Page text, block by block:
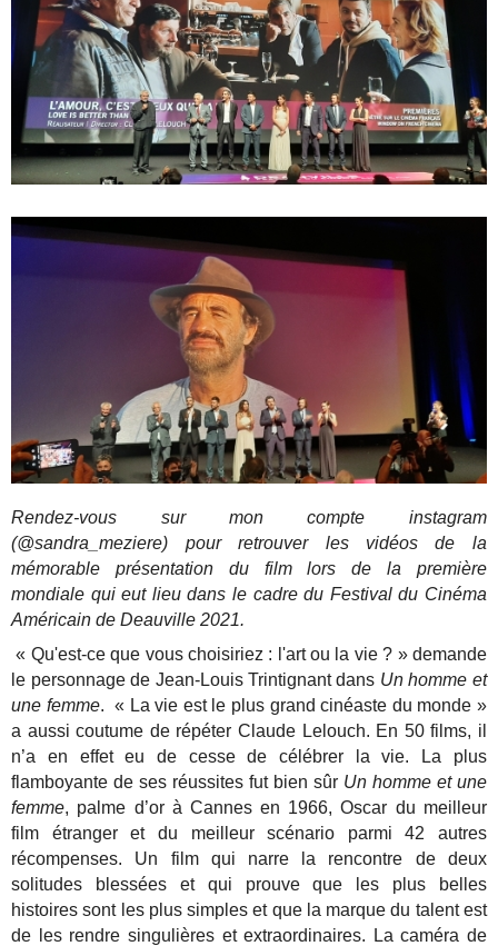
Rendez-vous sur mon compte instagram
(@sandra_meziere) pour retrouver les vidéos de la
mémorable présentation du film lors de la première
mondiale qui eut lieu dans le cadre du Festival du Cinéma
Américain de Deauville 2021.
« Qu'est-ce que vous choisiriez : l'art ou la vie ? » demande
le personnage de Jean-Louis Trintignant dans Un homme et
une femme. « La vie est le plus grand cinéaste du monde »
a aussi coutume de répéter Claude Lelouch. En 50 films, il
n’a en effet eu de cesse de célébrer la vie. La plus
flamboyante de ses réussites fut bien sûr Un homme et une
femme, palme d’or à Cannes en 1966, Oscar du meilleur
film étranger et du meilleur scénario parmi 42 autres
récompenses. Un film qui narre la rencontre de deux
solitudes blessées et qui prouve que les plus belles
histoires sont les plus simples et que la marque du talent est
de les rendre singulières et extraordinaires. La caméra de